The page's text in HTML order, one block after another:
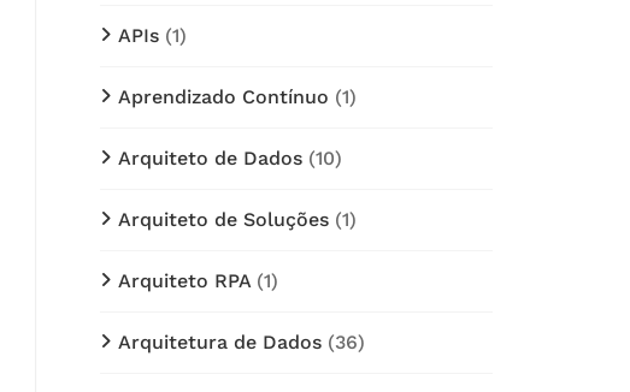
APIs (1)
Aprendizado Contínuo (1)
Arquiteto de Dados (10)
Arquiteto de Soluções (1)
Arquiteto RPA(1)
Arquitetura de Dados (36)